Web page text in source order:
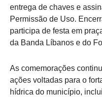
entrega de chaves e
Permissão de Uso.
participa de festa em
da Banda Líbanos e do
As comemorações
ações voltadas para o
hídrica do município,